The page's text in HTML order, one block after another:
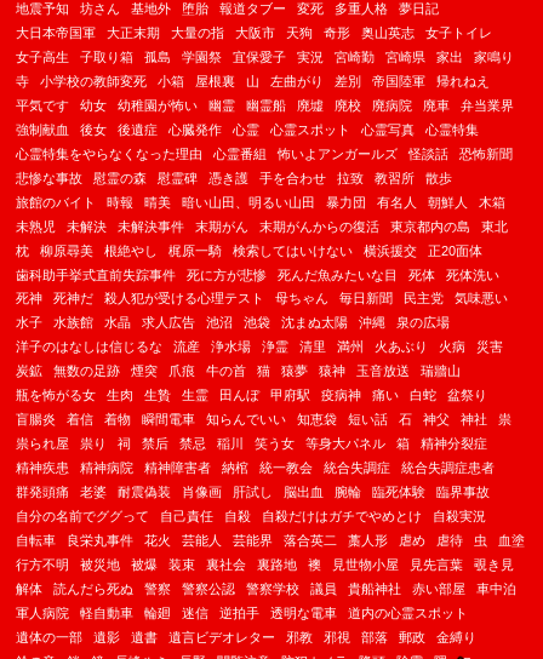
地震予知
坊さん 基地外 堕胎 報道タブー 変死 多重人格
夢日記
大日本帝国軍
大正末期 大量の指 大阪市 天狗 奇形 奥山英志
女子トイレ
女子高生
子取り箱 孤島 学園祭 宜保愛子 実況 宮崎勤 宮崎県 家出
家鳴り
寺
小学校の教師変死 小箱 屋根裏 山 左曲がり 差別 帝国陸軍
帰れねえ
平気です
幼女 幼稚園が怖い 幽霊 幽霊船 廃墟 廃校 廃病院 廃車
弁当業界
強制献血
後女 後遺症 心臓発作 心霊 心霊スポット 心霊写真
心霊特集
心霊特集をやらなくなった理由
心霊番組 怖いよアンガールズ 怪談話
恐怖新聞
悲惨な事故
慰霊の森 慰霊碑 憑き護 手を合わせ 拉致 教習所
散歩
旅館のバイト
時報 晴美 暗い山田、明るい山田 暴力団 有名人 朝鮮人
木箱
未熟児
未解決 未解決事件 末期がん 末期がんからの復活 東京都内の島
東北
枕
柳原尋美 根絶やし 梶原一騎 検索してはいけない 横浜援交
正20面体
歯科助手挙式直前失踪事件
死に方が悲惨 死んだ魚みたいな目 死体
死体洗い
死神
死神だ 殺人犯が受ける心理テスト 母ちゃん 毎日新聞 民主党
気味悪い
水子
水族館 水晶 求人広告 池沼 池袋 沈まぬ太陽 沖縄
泉の広場
洋子のはなしは信じるな
流産 浄水場 浄霊 清里 満州 火あぶり 火病
災害
炭鉱
無数の足跡 煙突 爪痕 牛の首 猫 猿夢 猿神 玉音放送
瑞牆山
瓶を怖がる女
生肉 生贄 生霊 田んぼ 甲府駅 疫病神 痛い 白蛇
盆祭り
盲腸炎
着信 着物 瞬間電車 知らんでいい 知恵袋 短い話 石 神父 神社
祟
祟られ屋
祟り 祠 禁后 禁忌 稲川 笑う女 等身大パネル 箱
精神分裂症
精神疾患
精神病院 精神障害者 納棺 統一教会 統合失調症
統合失調症患者
群発頭痛
老婆 耐震偽装 肖像画 肝試し 脳出血 腕輪 臨死体験
臨界事故
自分の名前でググって
自己責任 自殺 自殺だけはガチでやめとけ
自殺実況
自転車
良栄丸事件 花火 芸能人 芸能界 落合英二 藁人形 虐め 虐待 虫
血塗
行方不明
被災地 被爆 装束 裏社会 裏路地 襖 見世物小屋 見先言葉
覗き見
解体
読んだら死ぬ 警察 警察公認 警察学校 議員 貴船神社 赤い部屋
車中泊
軍人病院
軽自動車 輪廻 迷信 逆拍手 透明な電車
道内の心霊スポット
遺体の一部
遺影 遺書 遺言ビデオレター 邪教 邪視 部落 郵政
金縛り